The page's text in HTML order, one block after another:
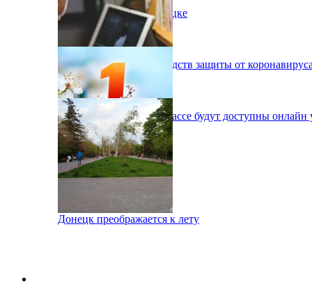
Пожар на шахте в Донецке
Медикам не хватает средств защиты от
Школа онлайн: на Донбассе будут доступны онлайн
Донецк отметил 1 мая
Донецк преображается к лету